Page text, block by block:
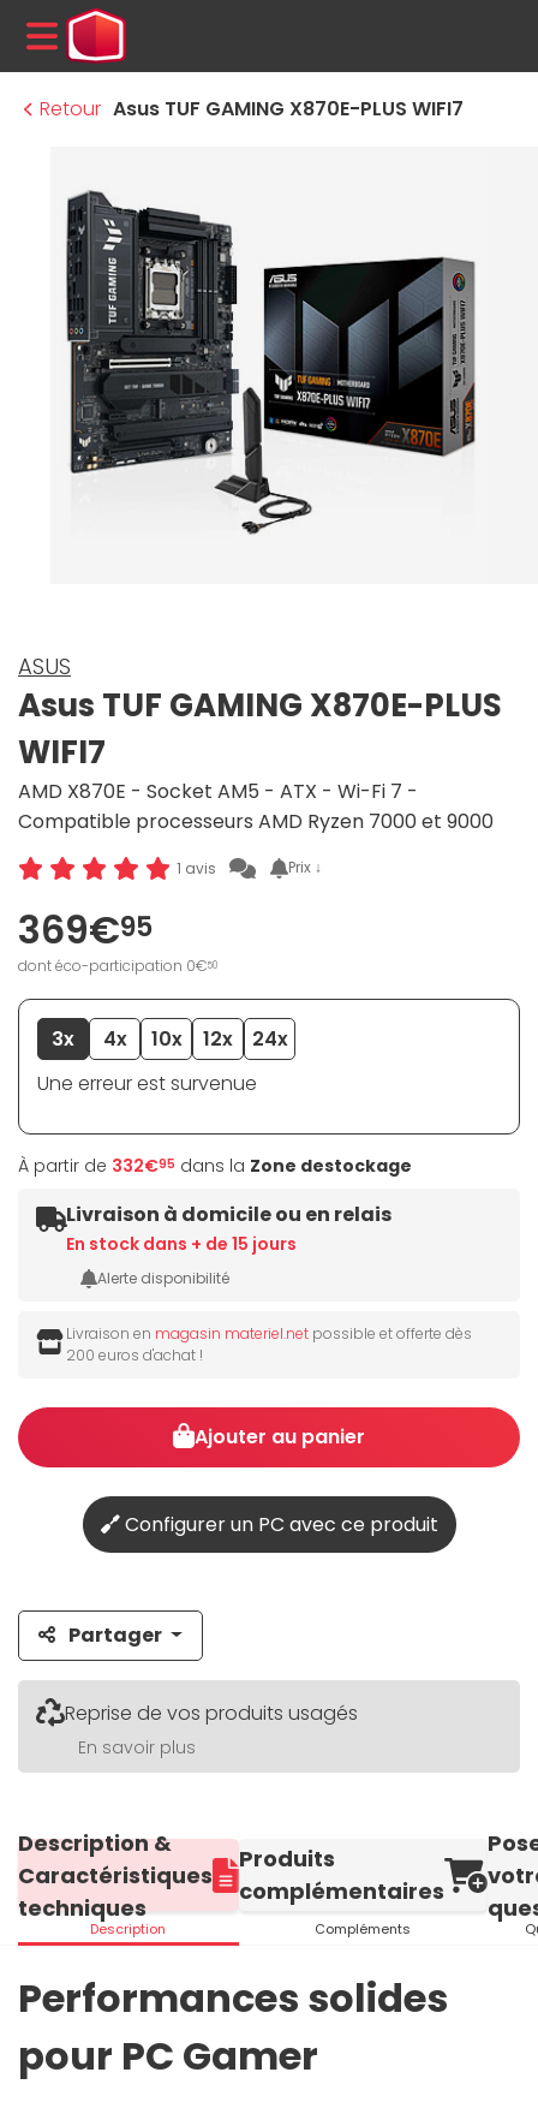
MENU
Retour Asus TUF GAMING X870E-PLUS WIFI7
ASUS
Asus TUF GAMING X870E-PLUS
WIFI7
AMD X870E - Socket AM5 - ATX - Wi-Fi 7 -
Compatible processeurs AMD Ryzen 7000 et 9000
1 avis Prix ↓
369€95
dont éco-participation 0€50
3x 4x 10x 12x
24x
Une erreur est survenue
À partir de 332€95 dans la Zone destockage
Livraison à domicile ou en relais
En stock dans + de 15 jours
Alerte disponibilité
Livraison en magasin materiel.net possible et offerte dès
200 euros d'achat !
Ajouter au panier
Configurer un PC avec ce produit
Partager
Reprise de vos produits usagés
En savoir plus
Description &
Caractéristiques
techniques
Description
Produits
complémentaires
Compléments
Performances solides
pour PC Gamer